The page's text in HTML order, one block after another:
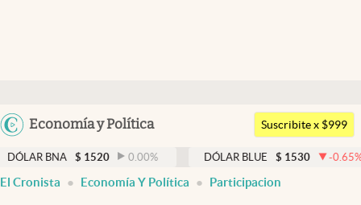
Argentina
Economía y Política
Members
Economía y Política
Finanzas y Mercados
Suscribite x $999
$ 1520 0.00% DÓLAR BLUE $ 1530 -0.65%
El Cronista Economía Y Política Participacion